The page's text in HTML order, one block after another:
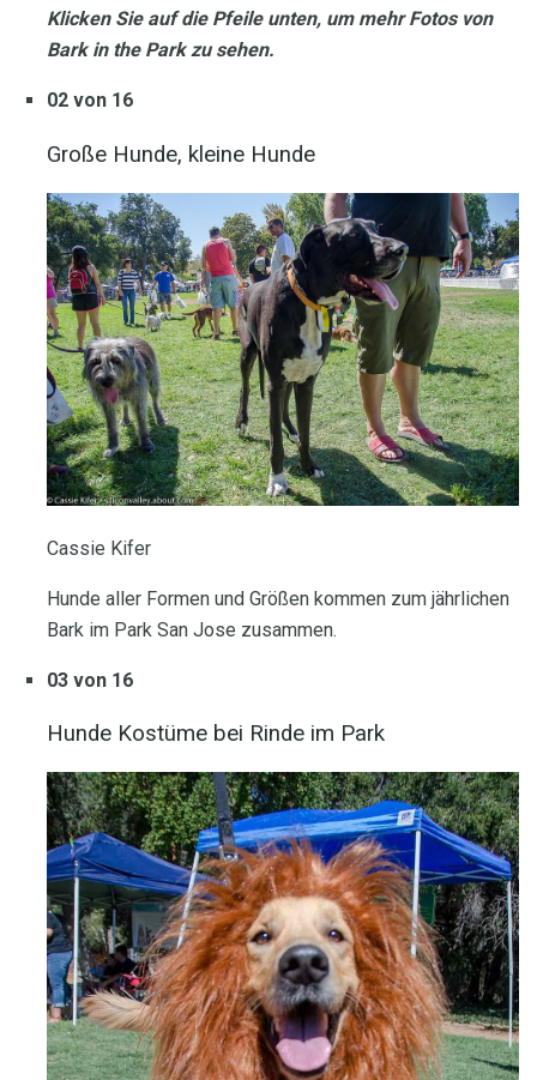
Klicken Sie auf die Pfeile unten, um mehr Fotos von
Bark in the Park zu sehen.
02 von 16
Große Hunde, kleine Hunde
Cassie Kifer
Hunde aller Formen und Größen kommen zum jährlichen
Bark im Park San Jose zusammen.
03 von 16
Hunde Kostüme bei Rinde im Park